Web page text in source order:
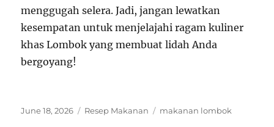
menggugah selera. Jadi, jangan lewatkan
kesempatan untuk menjelajahi ragam kuliner
khas Lombok yang membuat lidah Anda
bergoyang!
Posted
June 18, 2026 Categories
Resep Makanan Tags
makanan lombok